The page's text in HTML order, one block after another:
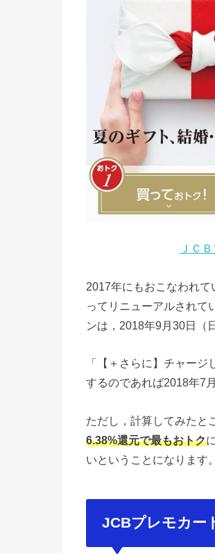
ＪＣ
2017年にもおこなわれ
ってリニューアルされて
ンは，2018年9月30日（
「【＋さらに】チャー
するのであれば2018年7
ただし，計算してみたと
6.38%還元で最もおトク
いということになります。
JCBプレモカー